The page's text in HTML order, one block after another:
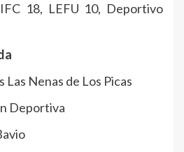
IFC 18, LEFU 10, Deportivo
Nenas de Los Picas
Deportiva